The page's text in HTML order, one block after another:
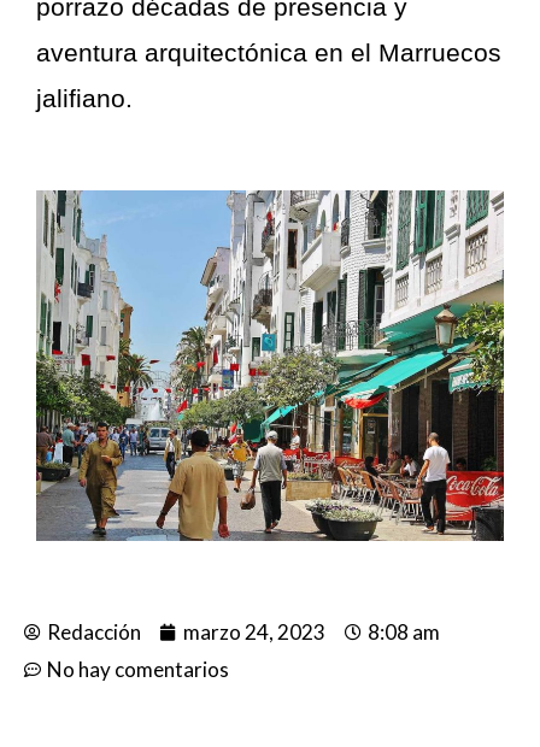
porrazo décadas de presencia y
aventura arquitectónica en el Marruecos
jalifiano.
Redacción marzo 24, 2023
8:08 am
No hay comentarios